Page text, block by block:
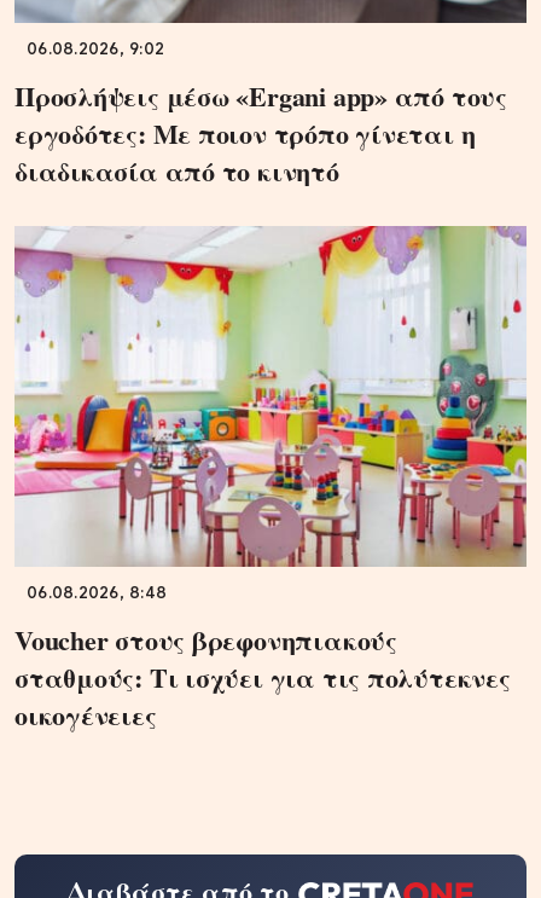
06.08.2026, 9:02
Προσλήψεις μέσω «Ergani app» από τους
εργοδότες: Με ποιον τρόπο γίνεται η
διαδικασία από το κινητό
06.08.2026, 8:48
Voucher στους βρεφονηπιακούς
σταθμούς: Τι ισχύει για τις πολύτεκνες
οικογένειες